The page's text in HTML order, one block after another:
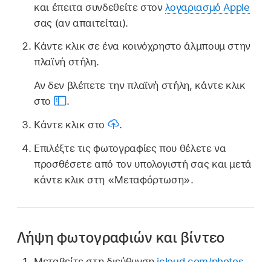
και έπειτα συνδεθείτε στονλογαριασμό Apple
σας (αν απαιτείται).
Κάντε κλικ σε ένα κοινόχρηστο άλμπουμ στην
πλαϊνή στήλη.
Αν δεν βλέπετε την πλαϊνή στήλη, κάντε κλικ
στο
.
Κάντε κλικ στο
.
Επιλέξτε τις φωτογραφίες που θέλετε να
προσθέσετε από τον υπολογιστή σας και μετά
κάντε κλικ στη «Μεταφόρτωση».
Λήψη φωτογραφιών και βίντεο